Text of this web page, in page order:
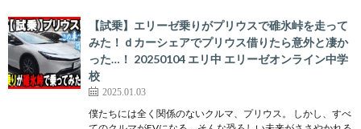
【試乗】エリーゼ乗りがプリウスで碓氷峠を走って
みた！ｄカーシェアでプリウス借りたら意外と凄か
った…！ 20250104 エリ中 エリーゼオンライン中学
校
2025.01.03
僕たちには全く関係のないクルマ、プリウス。 しかし、すべ